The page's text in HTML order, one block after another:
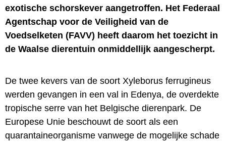
exotische schorskever aangetroffen. Het Federaal
Agentschap voor de Veiligheid van de
Voedselketen (FAVV) heeft daarom het toezicht in
de Waalse dierentuin onmiddellijk aangescherpt.
De twee kevers van de soort Xyleborus ferrugineus
werden gevangen in een val in Edenya, de overdekte
tropische serre van het Belgische dierenpark. De
Europese Unie beschouwt de soort als een
quarantaineorganisme vanwege de mogelijke schade